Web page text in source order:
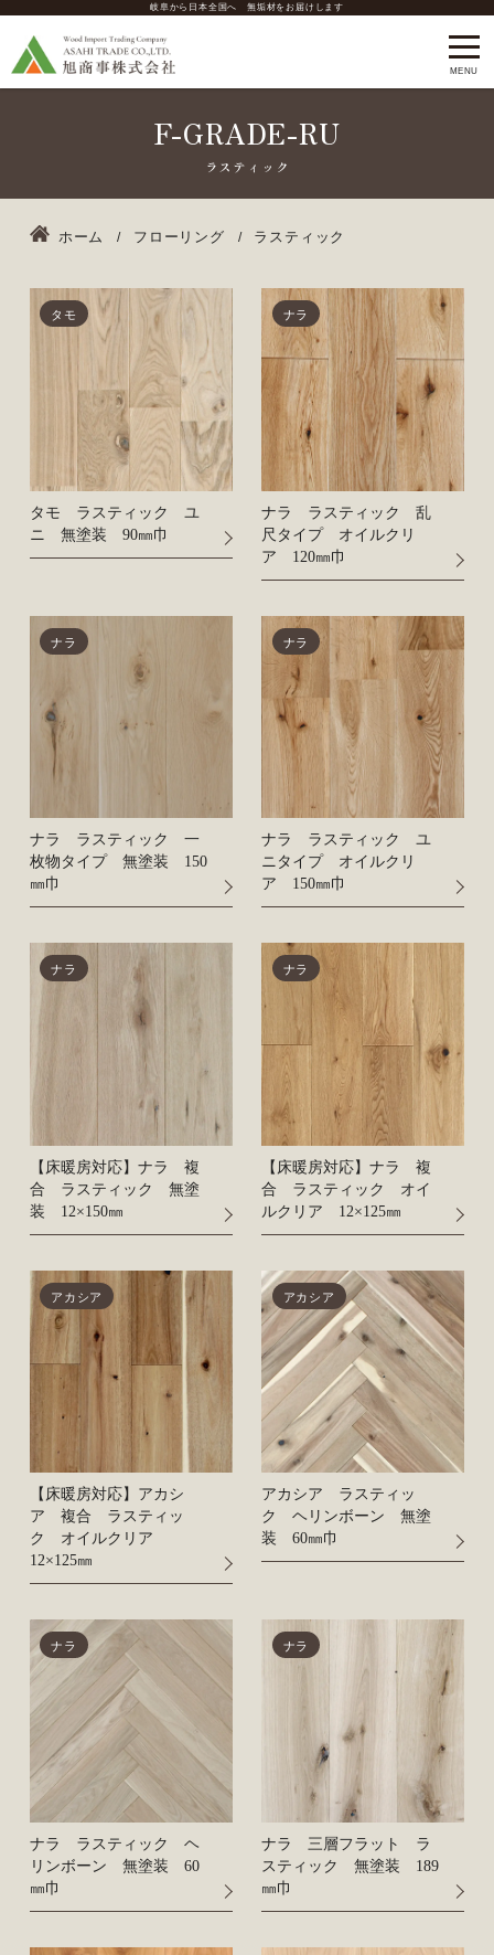
岐阜から日本全国へ 無垢材をお届けします
F-GRADE-RU
ホーム フローリング ラスティック
タモ
タモ ラスティック ユ
ニ 無塗装 90㎜巾
ナラ
ナラ ラスティック 乱
尺タイプ オイルクリ
ア 120㎜巾
ナラ
ナラ ラスティック 一
枚物タイプ 無塗装 150
㎜巾
ナラ
ナラ ラスティック ユ
ニタイプ オイルクリ
ア 150㎜巾
ナラ
【床暖房対応】ナラ 複
合 ラスティック 無塗
装 12×150㎜
ナラ
【床暖房対応】ナラ 複
合 ラスティック オイ
ルクリア 12×125㎜
アカシア
【床暖房対応】アカシ
ア 複合 ラスティッ
ク オイルクリア
12×125㎜
アカシア
アカシア ラスティッ
ク ヘリンボーン 無塗
装 60㎜巾
ナラ
ナラ ラスティック ヘ
リンボーン 無塗装 60
㎜巾
ナラ
ナラ 三層フラット ラ
スティック 無塗装 189
㎜巾